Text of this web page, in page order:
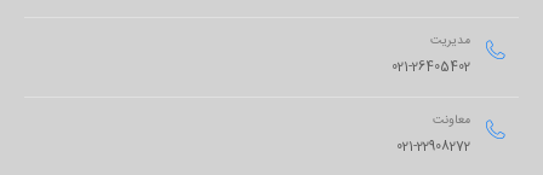
 مدیریت
021-26405402
 معاونت
021-22908272